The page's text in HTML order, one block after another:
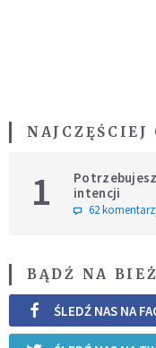
NAJCZĘŚCIEJ
1
intencji
62
BĄDŹ NA
ŚLEDŹ NAS NA